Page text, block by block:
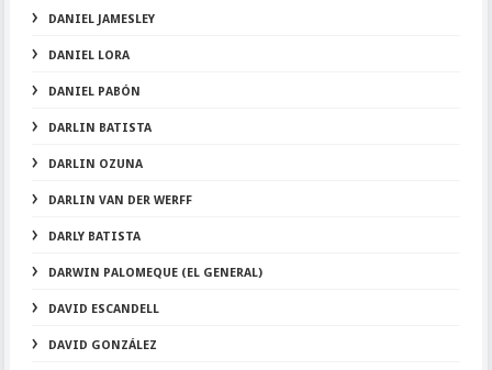
DANIEL JAMESLEY
DANIEL LORA
DANIEL PABÓN
DARLIN BATISTA
DARLIN OZUNA
DARLIN VAN DER WERFF
DARLY BATISTA
DARWIN PALOMEQUE (EL GENERAL)
DAVID ESCANDELL
DAVID GONZÁLEZ